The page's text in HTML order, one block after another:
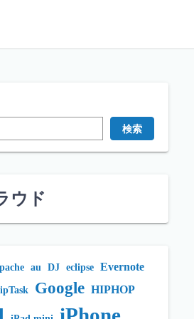
検索
ウド
au DJ eclipse Evernote
Google HIPHOP